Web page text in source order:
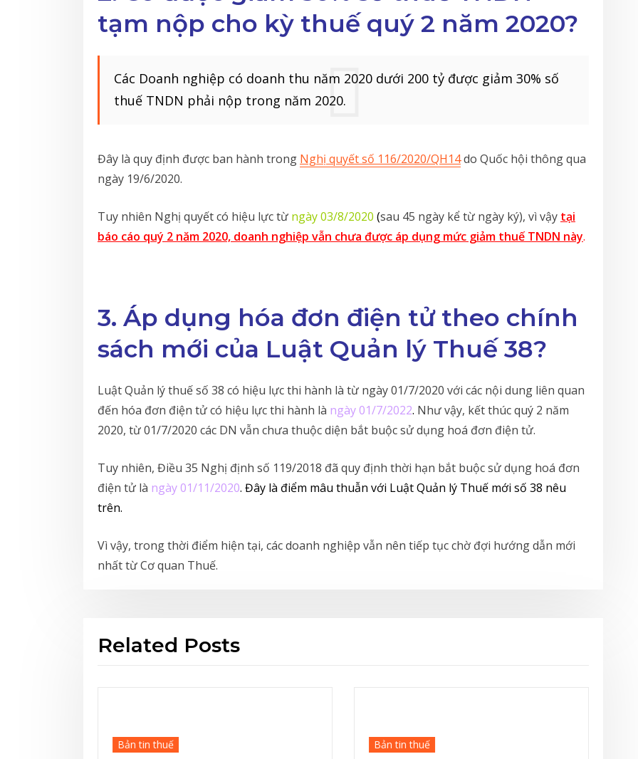
tạm nộp cho kỳ thuế quý 2 năm 2020?
Các Doanh nghiệp có doanh thu năm 2020 dưới 200 tỷ được giảm 30% số
thuế TNDN phải nộp trong năm 2020.
Đây là quy định được ban hành trong Nghị quyết số 116/2020/QH14do Quốc hội thông qua
ngày 19/6/2020.
Tuy nhiên Nghị quyết có hiệu lực từ ngày 03/8/2020 (sau 45 ngày kể từ ngày ký), vì vậy tại
báo cáo quý 2 năm 2020, doanh nghiệp vẫn chưa được áp dụng mức giảm thuế TNDN này.
3. Áp dụng hóa đơn điện tử theo chính
sách mới của Luật Quản lý Thuế 38?
Luật Quản lý thuế số 38 có hiệu lực thi hành là từ ngày 01/7/2020 với các nội dung liên quan
đến hóa đơn điện tử có hiệu lực thi hành là ngày 01/7/2022. Như vậy, kết thúc quý 2 năm
2020, từ 01/7/2020 các DN vẫn chưa thuộc diện bắt buộc sử dụng hoá đơn điện tử.
Tuy nhiên, Điều 35 Nghị định số 119/2018 đã quy định thời hạn bắt buộc sử dụng hoá đơn
điện tử là ngày 01/11/2020. Đây là điểm mâu thuẫn với Luật Quản lý Thuế mới số 38 nêu
trên.
Vì vậy, trong thời điểm hiện tại, các doanh nghiệp vẫn nên tiếp tục chờ đợi hướng dẫn mới
nhất từ Cơ quan Thuế.
Related Posts